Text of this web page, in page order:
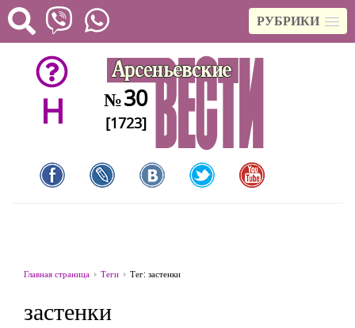
РУБРИКИ
H №30
[1723]
Главная страница Теги Тег: застенки
застенки